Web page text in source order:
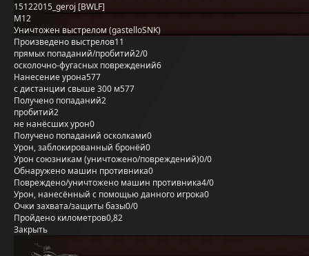
15122015_geroj [BWLF]
M12
Уничтожен выстрелом (gastelloSNK)
Произведено выстрелов11
прямых попаданий/пробитий2/0
осколочно-фугасных повреждений6
Нанесение урона577
с дистанции свыше 300 м577
Получено попаданий2
пробитий2
не нанёсших урон0
Получено попаданий осколками0
Урон, заблокированный бронёй0
Урон союзникам (уничтожено/повреждений)0/0
Обнаружено машин противника0
Повреждено/уничтожено машин противника4/0
Урон, нанесённый с помощью данного игрока0
Очки захвата/защиты базы0/0
Пройдено километров0,82
Закрыть